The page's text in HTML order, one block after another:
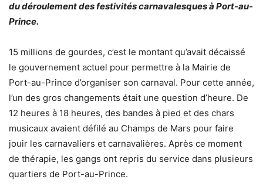
du déroulement des festivités carnavalesques à Port-au-
Prince.
15 millions de gourdes, c’est le montant qu’avait décaissé
le gouvernement actuel pour permettre à la Mairie de
Port-au-Prince d’organiser son carnaval. Pour cette année,
l’un des gros changements était une question d’heure. De
12 heures à 18 heures, des bandes à pied et des chars
musicaux avaient défilé au Champs de Mars pour faire
jouir les carnavaliers et carnavalières. Après ce moment
de thérapie, les gangs ont repris du service dans plusieurs
quartiers de Port-au-Prince.